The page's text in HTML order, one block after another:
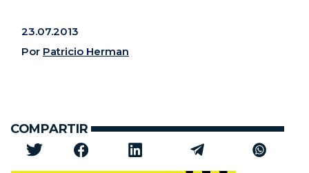
23.07.2013
Por Patricio Herman
COMPARTIR